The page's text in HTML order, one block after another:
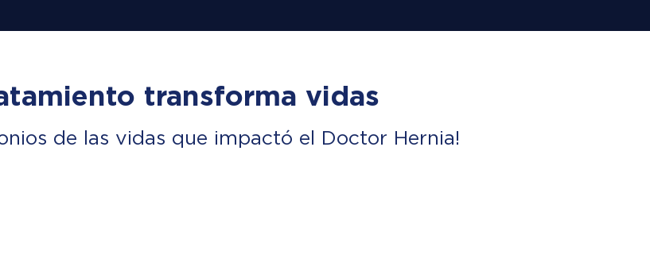
transforma vidas
de las vidas que impactó el Doctor Hernia!